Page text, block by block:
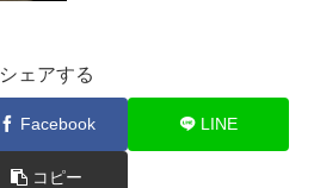
シェアする
Facebook LINE
コピー